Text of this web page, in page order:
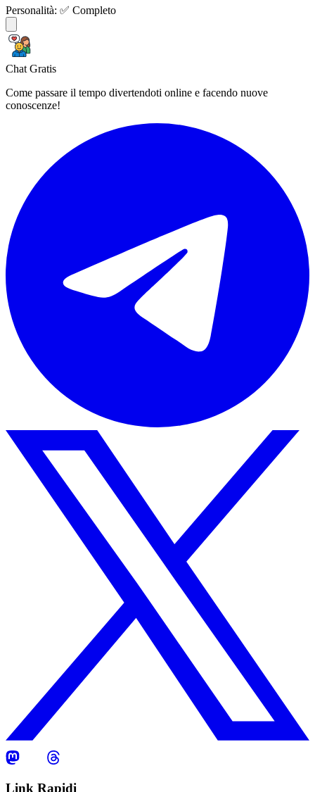
Personalità: ✅ Completo
Chat Gratis
Come passare il tempo divertendoti online e facendo nuove
conoscenze!
Link Rapidi